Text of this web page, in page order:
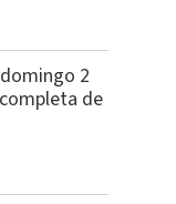
2
de